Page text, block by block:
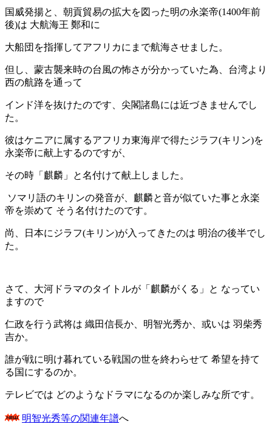
国威発揚と、朝貢貿易の拡大を図った明の永楽帝(1400年前
後)は 大航海王 鄭和に
大船団を指揮してアフリカにまで航海させました。
但し、蒙古襲来時の台風の怖さが分かっていた為、台湾より
西の航路を通って
インド洋を抜けたのです、尖閣諸島には近づきませんでし
た。
彼はケニアに属するアフリカ東海岸で得たジラフ(キリン)を
永楽帝に献上するのですが、
その時「麒麟」と名付けて献上しました。
ソマリ語のキリンの発音が、麒麟と音が似ていた事と永楽
帝を崇めて そう名付けたのです。
尚、日本にジラフ(キリン)が入ってきたのは 明治の後半でし
た。
さて、大河ドラマのタイトルが「麒麟がくる」と なってい
ますので
仁政を行う武将は 織田信長か、明智光秀か、或いは 羽柴秀
吉か。
誰が戦に明け暮れている戦国の世を終わらせて 希望を持て
る国にするのか。
テレビでは どのようなドラマになるのか楽しみな所です。
明智光秀等の関連年譜へ